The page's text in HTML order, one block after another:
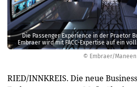
© Embraer/Maneen
Die Passenger Experience in der Praetor
Embraer wird mit FACC-Expertise auf ein
RIED/INNKREIS. Die neue